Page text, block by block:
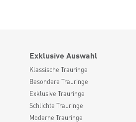
Exklusive Auswahl
Klassische Trauringe
Besondere Trauringe
Exklusive Trauringe
Schlichte Trauringe
Moderne Trauringe